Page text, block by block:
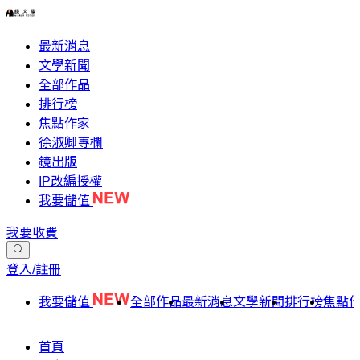
最新消息
文學新聞
全部作品
排行榜
焦點作家
徐淑卿專欄
鏡出版
IP改編授權
我要儲值
我要收費
登入/註冊
我要儲值 全部作品最新消息文學新聞排行榜焦點
首頁